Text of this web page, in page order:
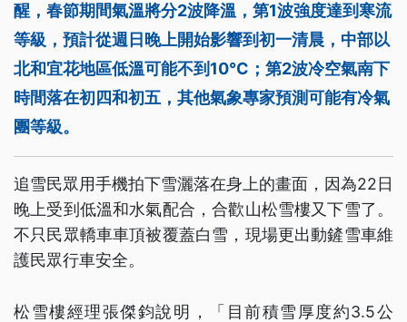
醒，春節期間氣溫將分2波降溫，第1波強度達到寒流
等級，預計從週日晚上開始影響到初一清晨，中部以
北和宜花地區低溫可能不到10°C；第2波冷空氣南下
時間落在初四和初五，其他氣象專家預測可能有冷氣
團等級。
追雪民眾用手機拍下雪灑落在身上的畫面，因為22日
晚上受到低溫和水氣配合，合歡山松雪樓又下雪了。
不只民眾轎車車頂被覆蓋白雪，現場更出動鏟雪車維
護民眾行車安全。
松雪樓經理張傑鈞說明，「目前積雪厚度約3.5公